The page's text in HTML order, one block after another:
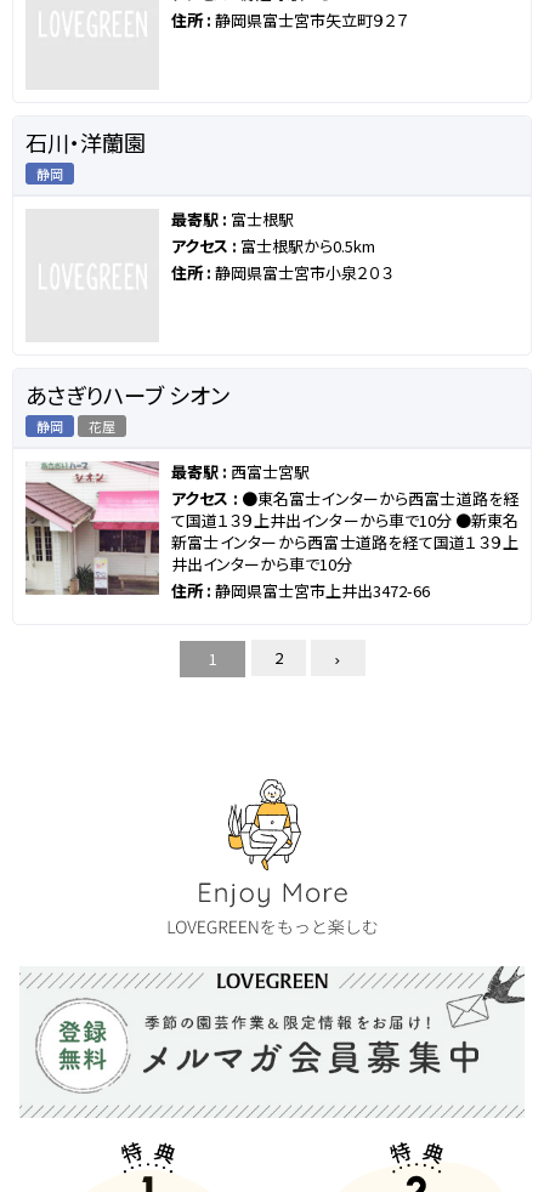
住所 : 静岡県富士宮市矢立町９２７
石川・洋蘭園
静岡
最寄駅 : 富士根駅
アクセス : 富士根駅から0.5km
住所 : 静岡県富士宮市小泉２０３
あさぎりハーブ シオン
静岡 花屋
最寄駅 : 西富士宮駅
アクセス : ●東名富士インターから西富士道路を経
て国道１３９上井出インターから車で10分 ●新東名
新富士インターから西富士道路を経て国道１３９上
井出インターから車で10分
住所 : 静岡県富士宮市上井出3472-66
1 2